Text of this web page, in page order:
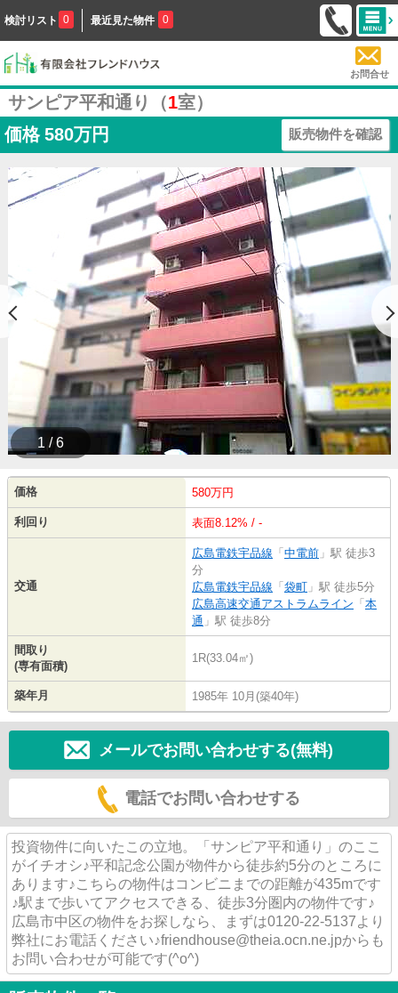
検討リスト 0 最近見た物件 0
お問合せ
サンピア平和通り（1室）
価格 580万円 販売物件を確認
1 / 6
価格 580万円
利回り 表面8.12% / -
交通
広島電鉄宇品線 「 中電前 」駅 徒歩3
分
広島電鉄宇品線 「 袋町 」駅 徒歩5分
広島高速交通アストラムライン 「 本
通 」駅 徒歩8分
間取り
(専有面積)
1R(33.04㎡)
築年月 1985年 10月(築40年)
メールでお問い合わせする(無料)
電話でお問い合わせする
投資物件に向いたこの立地。「サンピア平和通り」のここ
がイチオシ♪平和記念公園が物件から徒歩約5分のところに
あります♪こちらの物件はコンビニまでの距離が435mです
♪駅まで歩いてアクセスできる、徒歩3分圏内の物件です♪
広島市中区の物件をお探しなら、まずは0120-22-5137より
弊社にお電話ください♪friendhouse@theia.ocn.ne.jpからも
お問い合わせが可能です(^o^)